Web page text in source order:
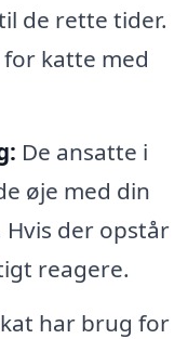
de rette tider.
katte med
De ansatte i
øje med din
der opstår
reagere.
har brug for